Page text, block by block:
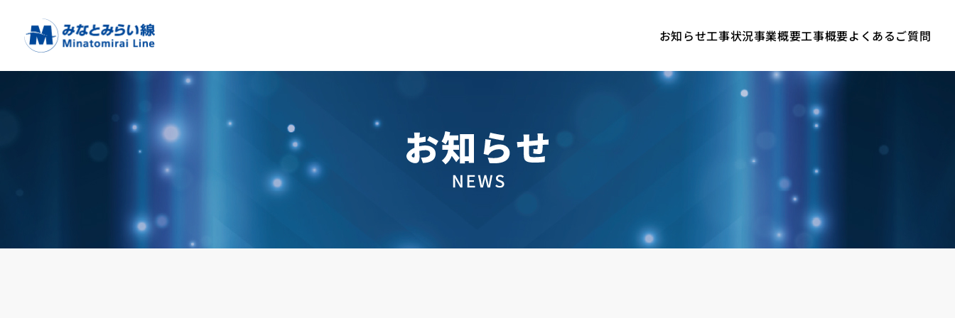
お知らせ工事状況事業概要工事概要よくあるご質問